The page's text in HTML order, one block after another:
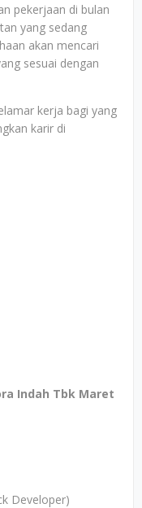
pekerjaan di bulan
yang sedang
akan mencari
sesuai dengan
kerja bagi yang
karir di
Indah Tbk Maret
Developer)